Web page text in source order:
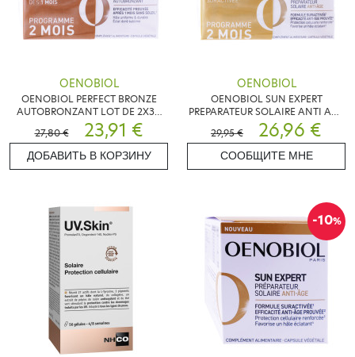
OENOBIOL
OENOBIOL PERFECT BRONZE
AUTOBRONZANT LOT DE 2X30
CAPSULES
27,80 € 23,91 €
ДОБАВИТЬ В КОРЗИНУ
OENOBIOL
OENOBIOL SUN EXPERT
PREPARATEUR SOLAIRE ANTI AGE
LOT DE 2X30 CAPSULES
29,95 € 26,96 €
СООБЩИТЕ МНЕ
-10%